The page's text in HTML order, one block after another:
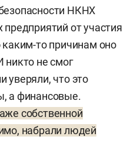
НКНХ
предприятий от участия
каким-то причинам оно
никто не смог
уверяли, что это
а финансовые.
собственной
набрали людей